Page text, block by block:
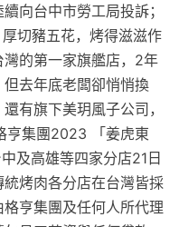
向台中市勞工局投訴；
切豬五花，烤得滋滋作
的第一家旗艦店，2年
去年底老闆卻悄悄換
有旗下美玥風子公司，
亨集團2023 「姜虎東
及高雄等四家分店21日
烤肉各分店在台灣皆採
亨集團及任何人所代理